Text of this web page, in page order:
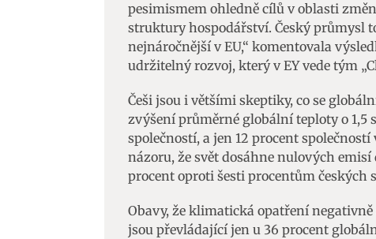
pesimismem ohledně cílů v oblasti
struktury hospodářství. Český průmysl
nejnáročnější v EU,“ komentovala
udržitelný rozvoj, který v EY vede tým
Češi jsou i většími skeptiky, co se
zvýšení průměrné globální teploty o 1,5
společností, a jen 12 procent
názoru, že svět dosáhne nulových
procent oproti šesti procentům českých
Obavy, že klimatická opatření
jsou převládající jen u 36 procent